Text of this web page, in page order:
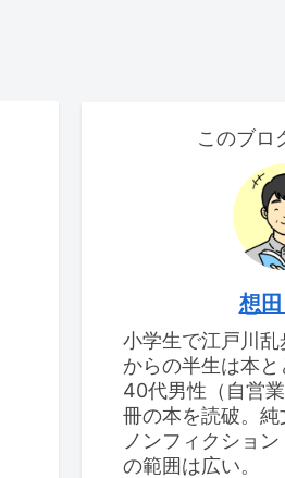
このブロ
想
小学生で江戸川
からの半生は本
40代男性（自営
冊の本を読破。純
ノンフィクショ
の範囲は広い。